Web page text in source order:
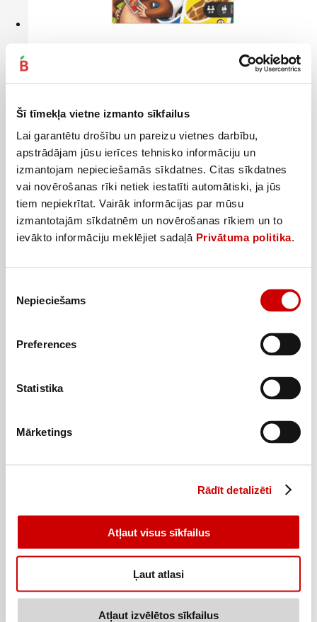
Šī tīmekļa vietne izmanto sīkfailus
Lai garantētu drošību un pareizu vietnes darbību,
apstrādājam jūsu ierīces tehnisko informāciju un
izmantojam nepieciešamās sīkdatnes. Citas sīkdatnes
vai novērošanas rīki netiek iestatīti automātiski, ja jūs
tiem nepiekrītat. Vairāk informācijas par mūsu
izmantotajām sīkdatnēm un novērošanas rīkiem un to
ievākto informāciju meklējiet sadaļā Privātuma politika.
izvēle
Nepieciešams
Preferences
Statistika
Mārketings
Rādīt detalizēti
Atļaut visus sīkfailus
Ļaut atlasi
Atļaut izvēlētos sīkfailus
969€